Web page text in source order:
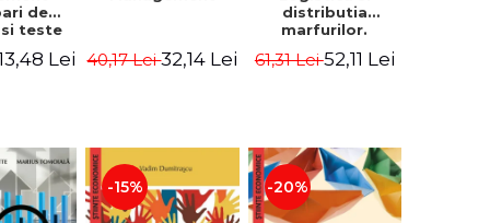
de
teste
Lei 40,17 Lei32,14 Lei
distributia
marfurilor.
Editia a VI-a -
61,31 Lei52,11 Lei
-15% -20%